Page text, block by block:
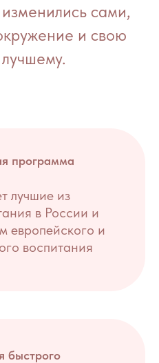
сами,
и свою
программа
лучшие из
в России и
европейского и
воспитания
быстрого